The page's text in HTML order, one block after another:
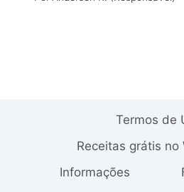
Termos de
Receitas grátis no
Informações